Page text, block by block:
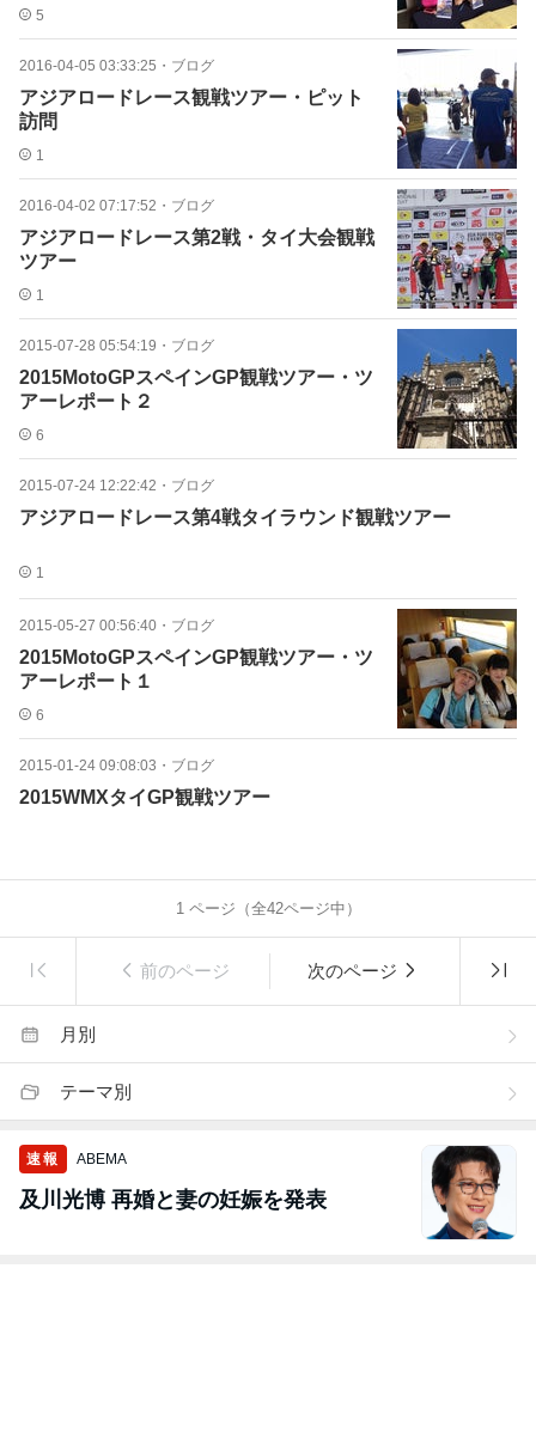
5
2016-04-05 03:33:25 ・ ブログ
アジアロードレース観戦ツアー・ピット
訪問
1
2016-04-02 07:17:52 ・ ブログ
アジアロードレース第2戦・タイ大会観戦
ツアー
1
2015-07-28 05:54:19 ・ ブログ
2015MotoGPスペインGP観戦ツアー・ツ
アーレポート２
6
2015-07-24 12:22:42 ・ ブログ
アジアロードレース第4戦タイラウンド観戦ツアー
1
2015-05-27 00:56:40 ・ ブログ
2015MotoGPスペインGP観戦ツアー・ツ
アーレポート１
6
2015-01-24 09:08:03 ・ ブログ
2015WMXタイGP観戦ツアー
1ページ（全42ページ中）
前のページ 次のページ
月別
テーマ別
速報 ABEMA
及川光博 再婚と妻の妊娠を発表